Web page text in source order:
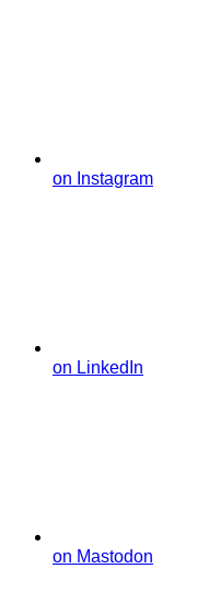
on Instagram
on LinkedIn
on Mastodon